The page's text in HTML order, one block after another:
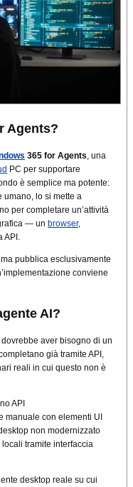
Agents?
365 for Agents , una
PC per supportare
è semplice ma potente:
lo si mette a
per completare un’attività
— un browser,
API.
pubblica esclusivamente
conviene
AI?
aver bisogno di un
già tramite API,
reali in cui questo non è
API
manuale con elementi UI
non modernizzato
tramite interfaccia
desktop reale su cui